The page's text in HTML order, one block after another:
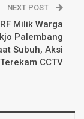
NEXT POST
Milik Warga
Palembang
Subuh, Aksi
CCTV